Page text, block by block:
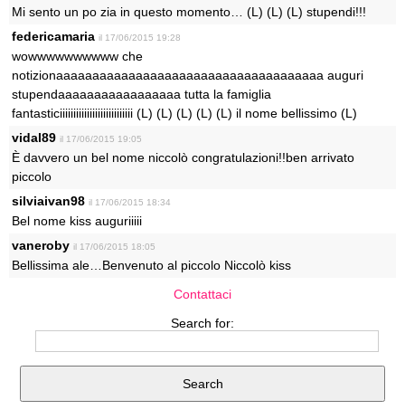
Mi sento un po zia in questo momento… (L) (L) (L) stupendi!!!
federicamaria il 17/06/2015 19:28
wowwwwwwwwww che
notizionaaaaaaaaaaaaaaaaaaaaaaaaaaaaaaaaaaaaa auguri
stupendaaaaaaaaaaaaaaaaa tutta la famiglia
fantasticiiiiiiiiiiiiiiiiiiiiiiiiiii (L) (L) (L) (L) (L) il nome bellissimo (L)
vidal89 il 17/06/2015 19:05
È davvero un bel nome niccolò congratulazioni!!ben arrivato
piccolo
silviaivan98 il 17/06/2015 18:34
Bel nome kiss auguriiiii
vaneroby il 17/06/2015 18:05
Bellissima ale…Benvenuto al piccolo Niccolò kiss
Contattaci
Search for: